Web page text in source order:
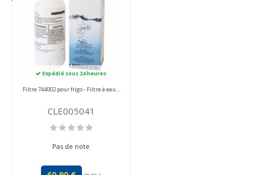
Expédié sous 24 heures
Filtre 744002 pour frigo - Filtre à eau...
CLE005041
Pas de note